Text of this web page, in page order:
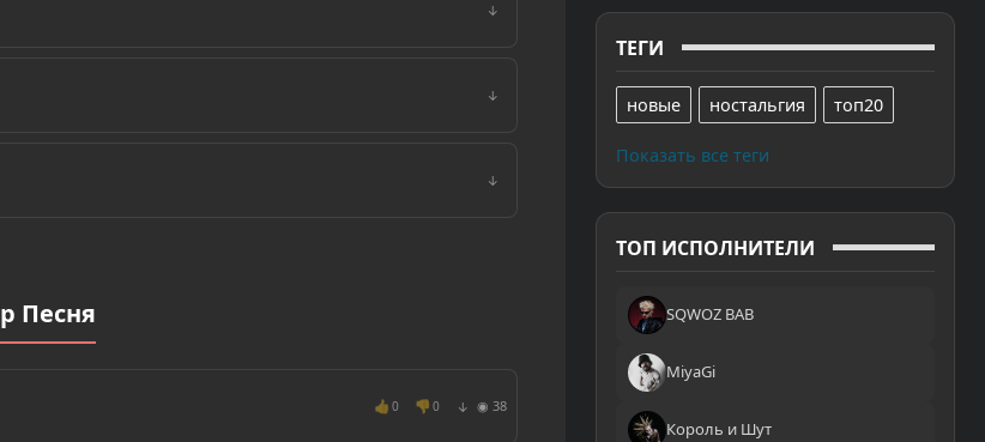
ТЕГИ
новые ностальгия топ20
Показать все теги
ТОП ИСПОЛНИТЕЛИ
SQWOZ BAB
MiyaGi
Король и Шут
↓
↓
↓
Песня
👍 0 👎 0 ↓ ◉ 38